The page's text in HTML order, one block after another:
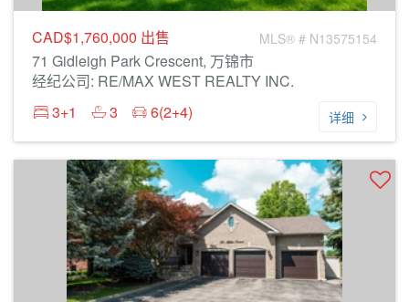
CAD$1,760,000 出售 MLS® # N13575154
71 Gidleigh Park Crescent, 万锦市
经纪公司: RE/MAX WEST REALTY INC.
3+1
3 6(2+4) 详细